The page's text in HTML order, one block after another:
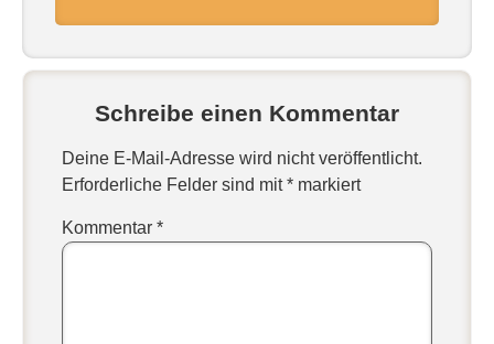
Schreibe einen Kommentar
Deine E-Mail-Adresse wird nicht veröffentlicht.
Erforderliche Felder sind mit* markiert
Kommentar *